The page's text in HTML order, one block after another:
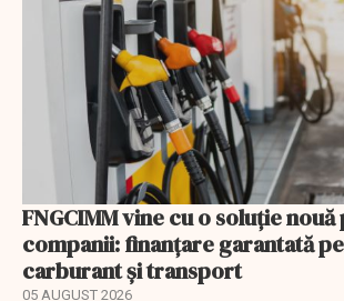
FNGCIMM vine cu o soluție
companii: finanțare garantată
carburant și transport
05 AUGUST 2026